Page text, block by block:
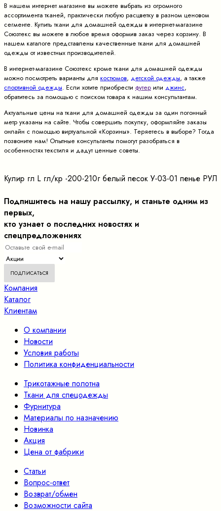
В нашем интернет магазине вы можете выбрать из огромного
ассортимента тканей, практически любую расцветку в разном ценовом
сегменте. Купить ткани для домашней одежды в интернет-магазине
Союзтекс вы можете в любое время оформив заказ через корзину. В
нашем каталоге представлены качественные ткани для домашней
одежды от известных производителей.
В интернет-магазине Союзтекс кроме ткани для домашней одежды
можно посмотреть варианты для костюмов, детской одежды, а также
спортивной одежды. Если хотите приобрести футер или джинс,
обратитесь за помощью с поиском товара к нашим консультантам.
Актуальные цены на ткани для домашней одежды за один погонный
метр указаны на сайте. Чтобы совершить покупку, оформляйте заказы
онлайн с помощью виртуальной «Корзины». Теряетесь в выборе? Тогда
позвоните нам! Опытные консультанты помогут разобраться в
особенностях текстиля и дадут ценные советы.
Кулир гл L гл/кр -200-210г белый песок У-03-01 пенье РУЛ
Подпишитесь на нашу рассылку, и станьте одним из
первых,
кто узнает о последних новостях и
спецпредложениях
Компания
Каталог
Клиентам
О компании
Новости
Условия работы
Политика конфиденциальности
Трикотажные полотна
Ткани для спецодежды
Фурнитура
Материалы по назначению
Новинка
Акция
Цена от фабрики
Статьи
Вопрос-ответ
Возврат/обмен
Возможности сайта